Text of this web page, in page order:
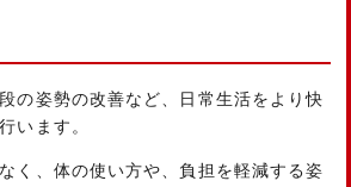
の姿勢の改善など、日常生活をより快
います。
く、体の使い方や、負担を軽減する姿